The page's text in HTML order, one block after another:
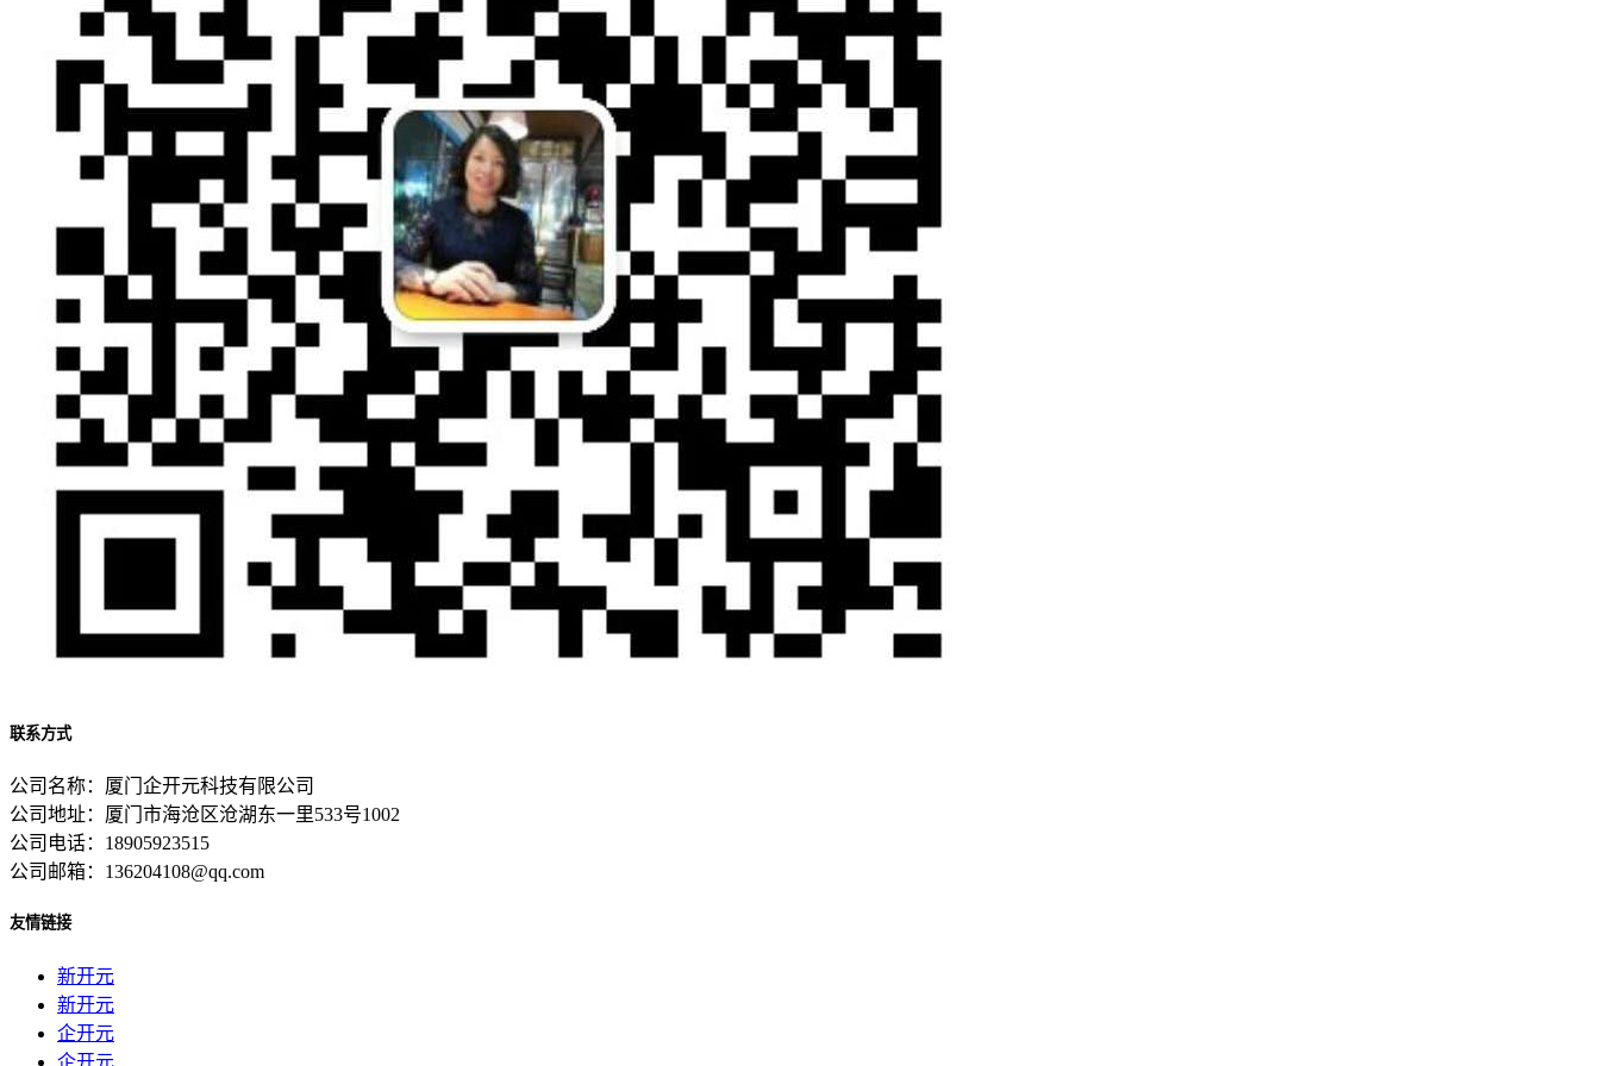
联系方式
公司名称：厦门企开元科技有限公司
公司地址：厦门市海沧区沧湖东一里533号1002
公司电话：18905923515
公司邮箱：136204108@qq.com
友情链接
新开元
新开元
企开元
企开元